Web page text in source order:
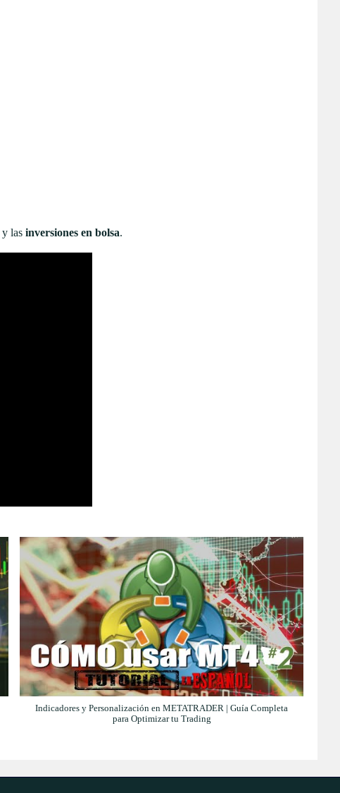
y las inversiones en bolsa.
Indicadores y Personalización en METATRADER | Guía Completa
para Optimizar tu Trading